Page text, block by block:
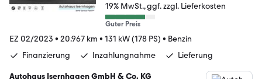
19% MwSt. ggf. zzgl. Lieferkosten
Guter Preis
EZ 02/2023 • 20.967 km • 131 kW (178 PS) • Benzin
Finanzierung
Inzahlungnahme Lieferung
Autohaus Isernhagen GmbH & Co. KG